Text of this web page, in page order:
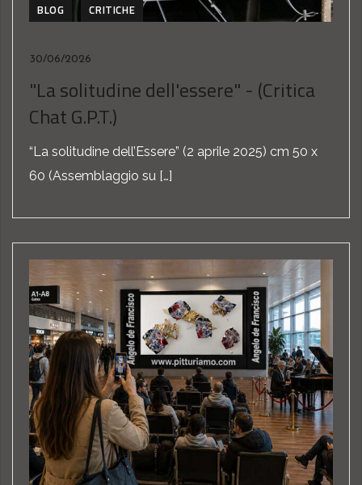
BLOG
CRITICHE
30/06/2026
"La solitudine dell'essere" - (Critica
Chat G.P.T.)
“La solitudine dell’Essere” (2 aprile 2025) cm 50 x
60 (Assemblaggio su […]